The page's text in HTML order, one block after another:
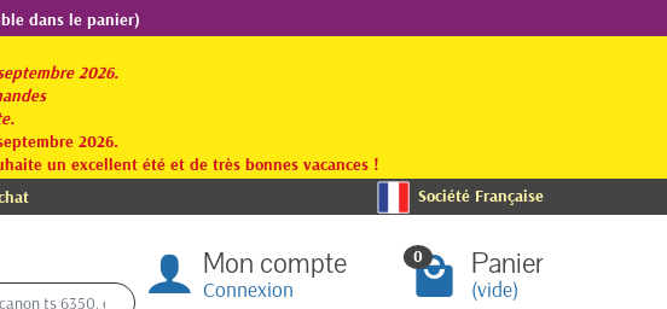
dans le panier)
2026.
2026.
un excellent été et de très bonnes vacances !
Société Française
Mon compte
Connexion
0 Panier
(vide)